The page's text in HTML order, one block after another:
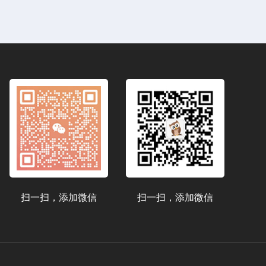
扫一扫，添加微信
扫一扫，添加微信